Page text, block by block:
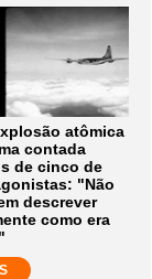
atômica
contada
de cinco de
"Não
descrever
como era